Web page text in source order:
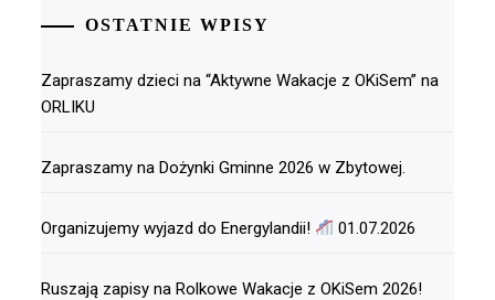
OSTATNIE WPISY
Zapraszamy dzieci na “Aktywne Wakacje z OKiSem” na
ORLIKU
Zapraszamy na Dożynki Gminne 2026 w Zbytowej.
Organizujemy wyjazd do Energylandii! 01.07.2026
Ruszają zapisy na Rolkowe Wakacje z OKiSem 2026!